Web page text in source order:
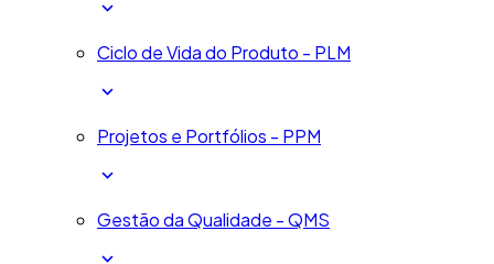
Ciclo de Vida do Produto - PLM
Projetos e Portfólios - PPM
Gestão da Qualidade - QMS